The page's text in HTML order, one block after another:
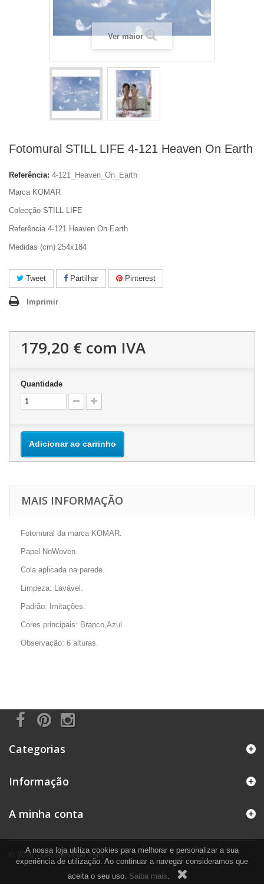
Ver maior
Fotomural STILL LIFE 4-121 Heaven On Earth
Referência: 4-121_Heaven_On_Earth
Marca KOMAR
Colecção STILL LIFE
Referência 4-121 Heaven On Earth
Medidas (cm) 254x184
Tweet Partilhar Pinterest
Imprimir
179,20 € com IVA
Quantidade
Adicionar ao carrinho
MAIS INFORMAÇÃO
Fotomural da marca KOMAR.
Papel NoWoven.
Cola aplicada na parede.
Limpeza: Lavável.
Padrão: Imitações.
Cores principais: Branco,Azul.
Observação: 6 alturas.
Categorias
Informação
© 2026 - DecoraNaNet.com
A minha conta
A nossa loja utiliza cookies para melhorar e personalizar a sua
experiência de utilização. Ao continuar a navegar consideramos que
aceita o seu uso. Saiba mais.